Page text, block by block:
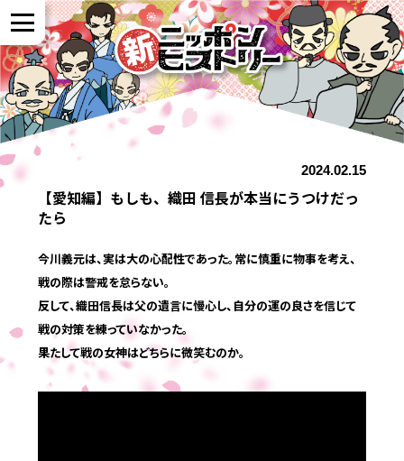
NEWS
全国展開について
よくある質問
2024.02.15
【愛知編】もしも、織田 信長が本当にうつけだっ
たら
今川義元は、実は大の心配性であった。常に慎重に物事を考え、
戦の際は警戒を怠らない。
反して、織田信長は父の遺言に慢心し、自分の運の良さを信じて
戦の対策を練っていなかった。
果たして戦の女神はどちらに微笑むのか。